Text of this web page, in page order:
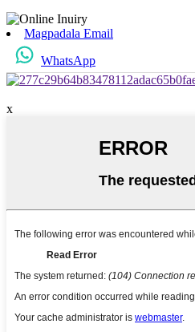
Magpadala Email
WhatsApp
x